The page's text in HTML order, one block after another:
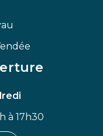
à 17h30